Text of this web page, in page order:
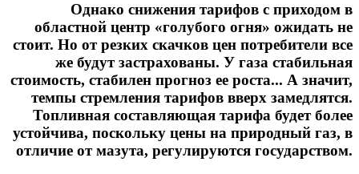
Однако снижения тарифов с приходом в
областной центр «голубого огня» ожидать не
стоит. Но от резких скачков цен потребители все
же будут застрахованы. У газа стабильная
стоимость, стабилен прогноз ее роста... А значит,
темпы стремления тарифов вверх замедлятся.
Топливная составляющая тарифа будет более
устойчива, поскольку цены на природный газ, в
отличие от мазута, регулируются государством.